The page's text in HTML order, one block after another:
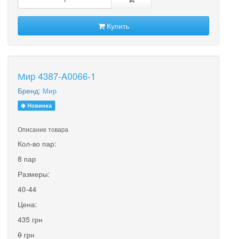
Купить
Мир 4387-A0066-1
Бренд: Мир
Новинка
Описание товара
Кол-во пар:
8 пар
Размеры:
40-44
Цена:
435 грн
0 грн